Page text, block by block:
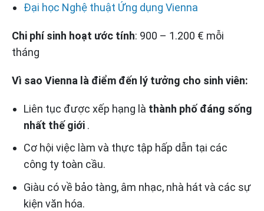
Đại học Nghệ thuật Ứng dụng Vienna
Chi phí sinh hoạt ước tính: 900 – 1.200 € mỗi
tháng
Vì sao Vienna là điểm đến lý tưởng cho sinh viên:
Liên tục được xếp hạng là thành phố đáng sống
nhất thế giới .
Cơ hội việc làm và thực tập hấp dẫn tại các
công ty toàn cầu.
Giàu có về bảo tàng, âm nhạc, nhà hát và các sự
kiện văn hóa.